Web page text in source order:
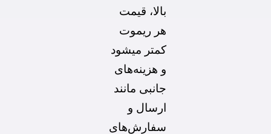
بالا، قیمت
هر ریموت
کمتر میشود
و هزینه‌های
جانبی مانند
ارسال و
سفارش‌های